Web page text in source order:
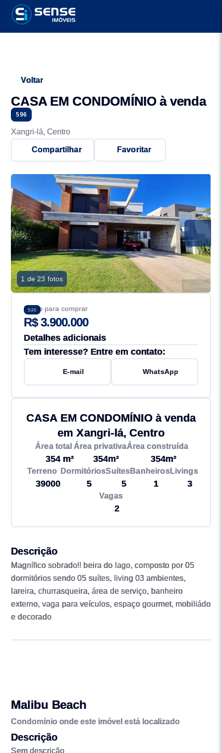
Voltar
CASA EM CONDOMÍNIO à venda
596
Xangri-lá, Centro
Compartilhar Favoritar
1 de 23 fotos
596
Preço para comprar
R$ 3.900.000
Detalhes adicionais
Tem interesse? Entre em contato:
E-mail WhatsApp
CASA EM CONDOMÍNIO à venda
em Xangri-lá, Centro
Área total
354 m²
Área privativa
354m²
Área construída
354m²
Terreno
39000
Dormitórios
5
Suítes
5
Banheiros
1
Livings
3
Vagas
2
Descrição
Magnífico sobrado!! beira do lago, composto por 05
dormitórios sendo 05 suítes, living 03 ambientes,
lareira, churrasqueira, área de serviço, banheiro
externo, vaga para veículos, espaço gourmet, mobiliádo
e decorado
Malibu Beach
Condomínio onde este imóvel está localizado
Descrição
Sem descrição